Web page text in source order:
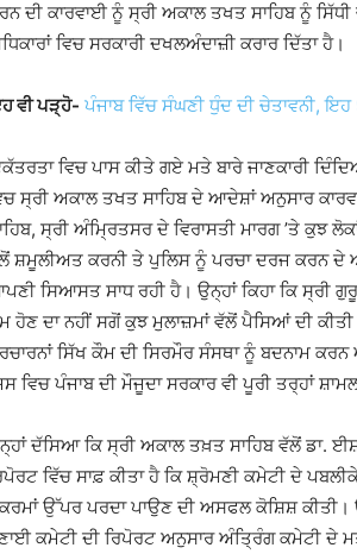
ਦੀ ਕਾਰਵਾਈ ਨੂੰ ਸ੍ਰੀ ਅਕਾਲ ਤਖਤ ਸਾਹਿਬ ਨੂੰ
ਵਿਚ ਸਰਕਾਰੀ ਦਖਲਅੰਦਾਜ਼ੀ ਕਰਾਰ ਦਿੱਤਾ ਹੈ।
ਵੀ ਪੜ੍ਹੋ- ਪੰਜਾਬ ਵਿੱਚ ਸੰਘਣੀ ਧੁੰਦ ਦੀ ਚੇਤਾਵਨੀ,
ਵਿਚ ਪਾਸ ਕੀਤੇ ਗਏ ਮਤੇ ਬਾਰੇ ਜਾਣਕਾਰੀ
ਸ੍ਰੀ ਅਕਾਲ ਤਖਤ ਸਾਹਿਬ ਦੇ ਆਦੇਸ਼ਾਂ ਅਨੁਸਾਰ
ਸ੍ਰੀ ਅੰਮ੍ਰਿਤਸਰ ਦੇ ਵਿਰਾਸਤੀ ਮਾਰਗ ’ਤੇ ਕੁਝ
ਸ਼ਮੂਲੀਅਤ ਕਰਨੀ ਤੇ ਪੁਲਿਸ ਨੂੰ ਪਰਚਾ ਦਰਜ ਕਰਨ
ਸਿਆਸਤ ਸਾਧ ਰਹੀ ਹੈ। ਉਨ੍ਹਾਂ ਕਿਹਾ ਕਿ ਸ੍ਰੀ
ਹੋਣ ਦਾ ਨਹੀਂ ਸਗੋਂ ਕੁਝ ਮੁਲਾਜ਼ਮਾਂ ਵੱਲੋਂ ਪੈਸਿਆਂ ਦੀ
ਸਿੱਖ ਕੌਮ ਦੀ ਸਿਰਮੌਰ ਸੰਸਥਾ ਨੂੰ ਬਦਨਾਮ
ਵਿਚ ਪੰਜਾਬ ਦੀ ਮੌਜੂਦਾ ਸਰਕਾਰ ਵੀ ਪੂਰੀ ਤਰ੍ਹਾਂ
ਦੱਸਿਆ ਕਿ ਸ੍ਰੀ ਅਕਾਲ ਤਖ਼ਤ ਸਾਹਿਬ ਵੱਲੋਂ ਡਾ.
ਵਿੱਚ ਸਾਫ਼ ਕੀਤਾ ਹੈ ਕਿ ਸ਼੍ਰੋਮਣੀ ਕਮੇਟੀ ਦੇ
ਉੱਪਰ ਪਰਦਾ ਪਾਉਣ ਦੀ ਅਸਫਲ ਕੋਸ਼ਿਸ਼ ਕੀਤੀ।
ਕਮੇਟੀ ਦੀ ਰਿਪੋਰਟ ਅਨੁਸਾਰ ਅੰਤ੍ਰਿੰਗ ਕਮੇਟੀ ਦੇ